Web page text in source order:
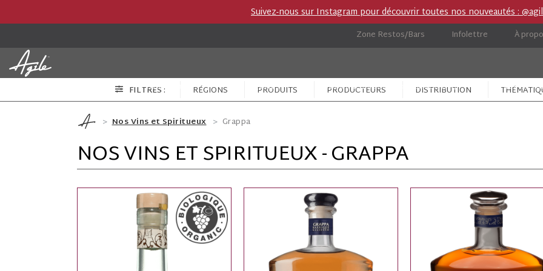
Suivez-nous sur Instagram pour découvrir toutes nos nouveautés :
Zone Restos/Bars Infolettre À
Producteurs Catégories Boutique importation privée (IP) Carnet de
FILTRES : RÉGIONS PRODUITS PRODUCTEURS DISTRIBUTION
Nos Vins et Spiritueux Grappa
NOS VINS ET SPIRITUEUX - GRAPPA